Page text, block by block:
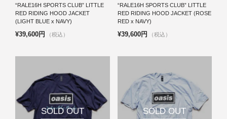
“RALE16H SPORTS CLUB” LITTLE
RED RIDING HOOD JACKET
(LIGHT BLUE x NAVY)
¥39,600円 （税込）
“RALE16H SPORTS CLUB” LITTLE
RED RIDING HOOD JACKET (ROSE
RED x NAVY)
¥39,600円 （税込）
SOLD OUT SOLD OUT